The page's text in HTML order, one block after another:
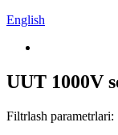
English
UUT 1000V
Filtrlash parametrlari: